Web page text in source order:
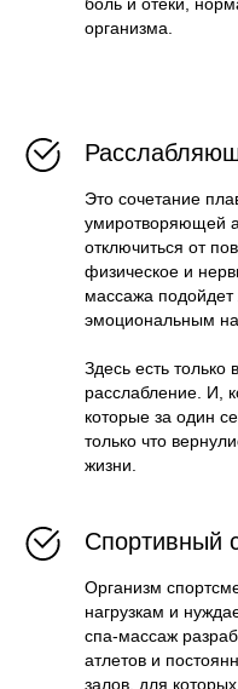
боль и отеки,
организма.
Это сочетание
умиротворяющей
отключиться от
физическое и
массажа
эмоциональным
Здесь есть только
расслабление. И,
которые за один
только что
жизни.
Спортивный
Организм
нагрузкам и
спа-массаж
атлетов и
залов, для